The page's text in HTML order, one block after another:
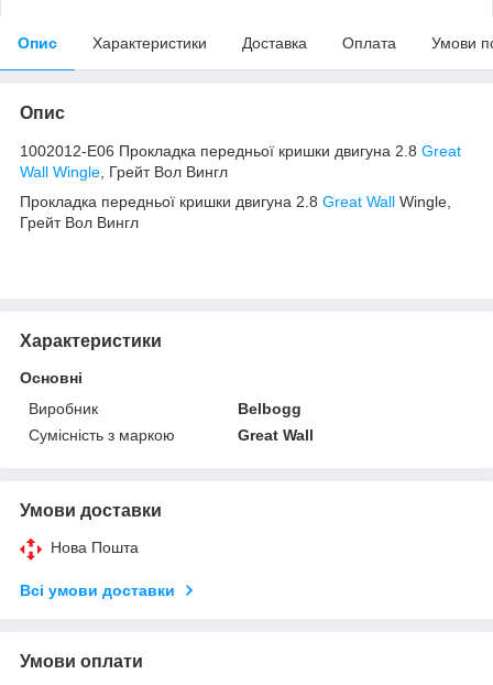
Опис Характеристики Доставка Оплата Умови
Опис
1002012-E06 Прокладка передньої кришки двигуна 2.8 Great
Wall Wingle , Грейт Вол Вингл
Прокладка передньої кришки двигуна 2.8 Great Wall Wingle,
Грейт Вол Вингл
Характеристики
Основні
Виробник
Belbogg
Сумісність з маркою
Great Wall
Умови доставки
Нова Пошта
Всі умови доставки
Умови оплати